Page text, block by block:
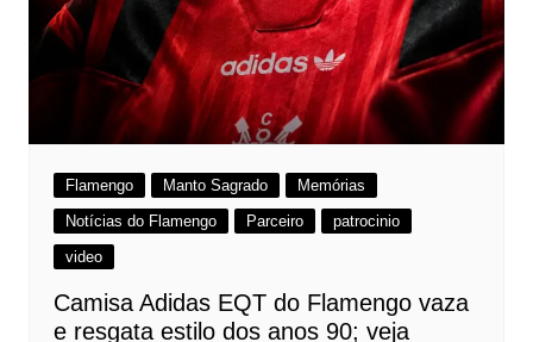
Flamengo Manto Sagrado
Memórias
Notícias do Flamengo
Parceiro
patrocinio
video
Camisa Adidas EQT do Flamengo vaza
e resgata estilo dos anos 90; veja